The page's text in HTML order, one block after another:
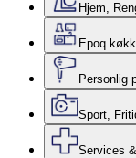
Hjem,
Epoq
Personlig
Sport,
Services